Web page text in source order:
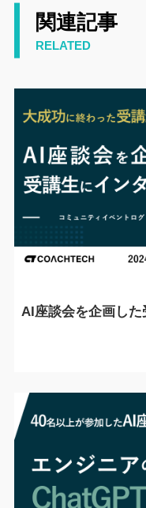
関連記事
RELATED